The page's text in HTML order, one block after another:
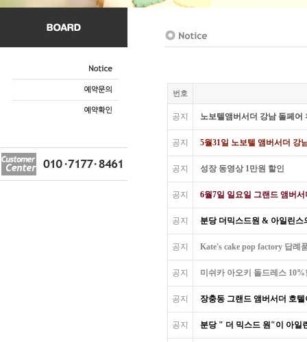
번호
공지 노보텔앰버서더 강남 돌페어
공지 5월31일 노보텔 앰버서더 강
공지 성장 동영상 1만원 할인
공지 6월7일 일요일 그랜드 앰버
공지 분당 더믹스드원 & 아일린스
공지 Kate's cake pop factory 답례
공지 미쉬카 아오키 돌드레스
공지 장충동 그랜드 앰버서더 호
공지 분당 " 더 믹스드 원"이 아일